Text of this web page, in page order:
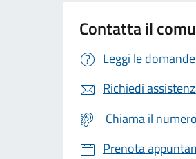
Contatta il
Leggi le
Richiedi
Chiama il
Prenota